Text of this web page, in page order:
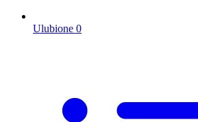
Ulubione 0